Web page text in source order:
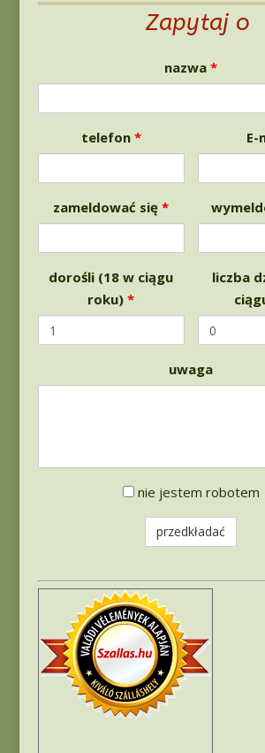
Zapytaj o
nazwa*
telefon * E-
zameldować się*
dorośli (18 w ciągu
roku)*
liczba
uwaga
Sterowanie
robotem
nie jestem robotem